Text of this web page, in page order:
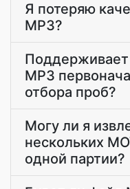
Я потеряю
MP3?
MP3
отбора проб?
Могу ли я
нескольких
одной партии?